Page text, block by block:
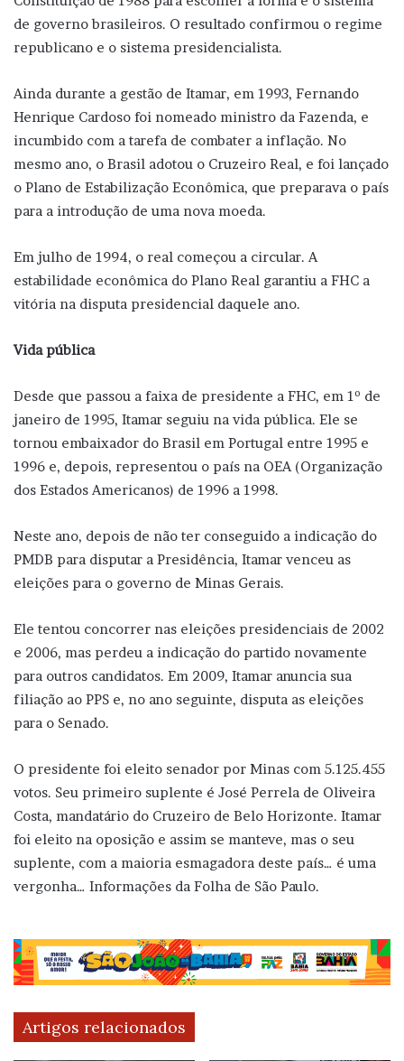
de governo brasileiros. O resultado confirmou o regime
republicano e o sistema presidencialista.
Ainda durante a gestão de Itamar, em 1993, Fernando
Henrique Cardoso foi nomeado ministro da Fazenda, e
incumbido com a tarefa de combater a inflação. No
mesmo ano, o Brasil adotou o Cruzeiro Real, e foi lançado
o Plano de Estabilização Econômica, que preparava o país
para a introdução de uma nova moeda.
Em julho de 1994, o real começou a circular. A
estabilidade econômica do Plano Real garantiu a FHC a
vitória na disputa presidencial daquele ano.
Vida pública
Desde que passou a faixa de presidente a FHC, em 1º de
janeiro de 1995, Itamar seguiu na vida pública. Ele se
tornou embaixador do Brasil em Portugal entre 1995 e
1996 e, depois, representou o país na OEA (Organização
dos Estados Americanos) de 1996 a 1998.
Neste ano, depois de não ter conseguido a indicação do
PMDB para disputar a Presidência, Itamar venceu as
eleições para o governo de Minas Gerais.
Ele tentou concorrer nas eleições presidenciais de 2002
e 2006, mas perdeu a indicação do partido novamente
para outros candidatos. Em 2009, Itamar anuncia sua
filiação ao PPS e, no ano seguinte, disputa as eleições
para o Senado.
O presidente foi eleito senador por Minas com 5.125.455
votos. Seu primeiro suplente é José Perrela de Oliveira
Costa, mandatário do Cruzeiro de Belo Horizonte. Itamar
foi eleito na oposição e assim se manteve, mas o seu
suplente, com a maioria esmagadora deste país… é uma
vergonha… Informações da Folha de São Paulo.
Artigos relacionados